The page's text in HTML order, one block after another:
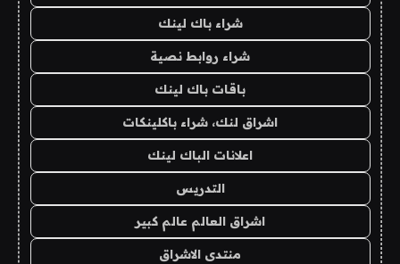
شراء باك لينك
شراء روابط نصية
باقات باك لينك
اشراق لنك، شراء باكلينكات
اعلانات الباك لينك
التدريس
اشراق العالم عالم كبير
منتدى الاشراق